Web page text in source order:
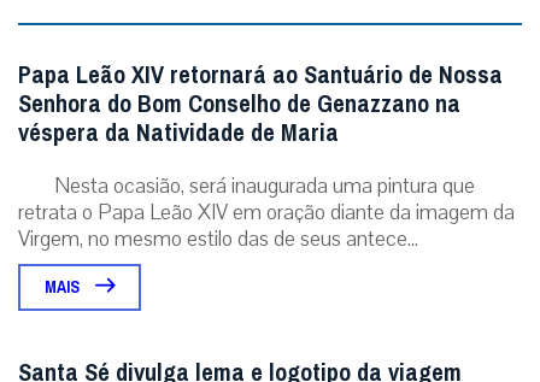
Papa Leão XIV retornará ao Santuário de Nossa
Senhora do Bom Conselho de Genazzano na
véspera da Natividade de Maria
Nesta ocasião, será inaugurada uma pintura que
retrata o Papa Leão XIV em oração diante da imagem da
Virgem, no mesmo estilo das de seus antece...
MAIS
Santa Sé divulga lema e logotipo da viagem